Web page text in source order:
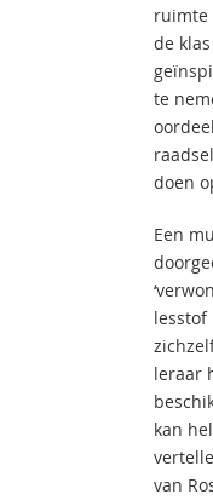
ruimte
de
te
doen
Een
lesstof
leraar
kan
van